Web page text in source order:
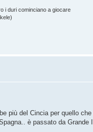
i duri cominciano a giocare
più del Cincia per quello che
è passato da Grande